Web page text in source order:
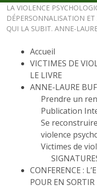
LA VIOLENCE
DÉPERSONNALISATION
QUI LA SUBIT. ANNE-
Accueil
VICTIMES DE
LE LIVRE
ANNE-LAURE
Prendre un
Publication
Se
violence
Victimes de
CONFERENCE :
POUR EN SORTIR